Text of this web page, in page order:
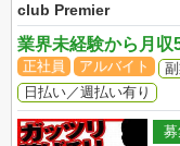
club Premier
業界未経験から月収
正社員 アルバイト
日払い／週払い有り